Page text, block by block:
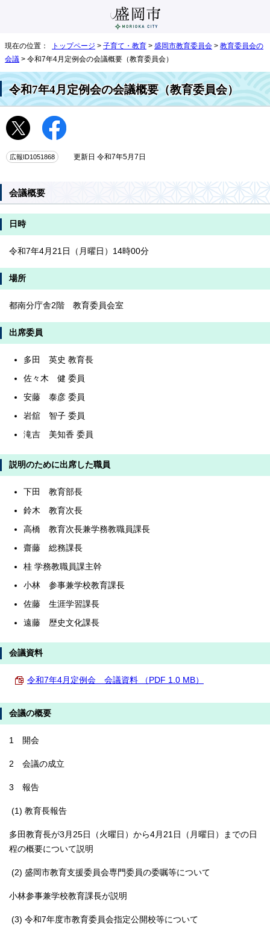
現在の位置： トップページ > 子育て・教育 > 盛岡市教育委員会 > 教育委員会の
会議 > 令和7年4月定例会の会議概要（教育委員会）
令和7年4月定例会の会議概要（教育委員会）
広報ID1051868 更新日 令和7年5月7日
会議概要
日時
令和7年4月21日（月曜日）14時00分
場所
都南分庁舎2階 教育委員会室
出席委員
多田 英史 教育長
佐々木 健 委員
安藤 泰彦 委員
岩舘 智子 委員
滝吉 美知香 委員
説明のために出席した職員
下田 教育部長
鈴木 教育次長
高橋 教育次長兼学務教職員課長
齋藤 総務課長
桂 学務教職員課主幹
小林 参事兼学校教育課長
佐藤 生涯学習課長
遠藤 歴史文化課長
会議資料
令和7年4月定例会 会議資料 （PDF 1.0 MB）
会議の概要
1 開会
2 会議の成立
3 報告
(1) 教育長報告
多田教育長が3月25日（火曜日）から4月21日（月曜日）までの日
程の概要について説明
(2) 盛岡市教育支援委員会専門委員の委嘱等について
小林参事兼学校教育課長が説明
(3) 令和7年度市教育委員会指定公開校等について